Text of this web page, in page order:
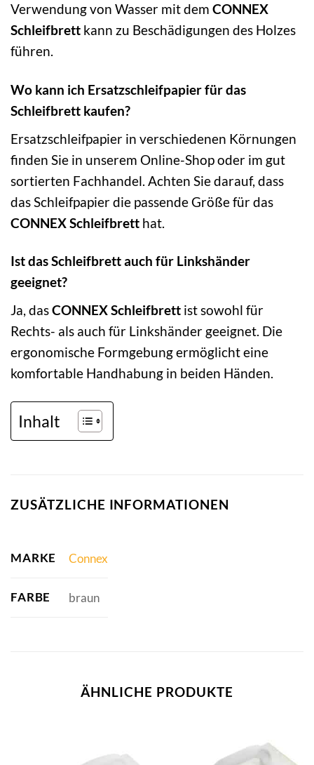
Verwendung von Wasser mit dem CONNEX
Schleifbrett kann zu Beschädigungen des Holzes
führen.
Wo kann ich Ersatzschleifpapier für das
Schleifbrett kaufen?
Ersatzschleifpapier in verschiedenen Körnungen
finden Sie in unserem Online-Shop oder im gut
sortierten Fachhandel. Achten Sie darauf, dass
das Schleifpapier die passende Größe für das
CONNEX Schleifbrett hat.
Ist das Schleifbrett auch für Linkshänder
geeignet?
Ja, dasCONNEX Schleifbrett ist sowohl für
Rechts- als auch für Linkshänder geeignet. Die
ergonomische Formgebung ermöglicht eine
komfortable Handhabung in beiden Händen.
Inhalt
ZUSÄTZLICHE INFORMATIONEN
MARKE Connex
FARBE braun
ÄHNLICHE PRODUKTE